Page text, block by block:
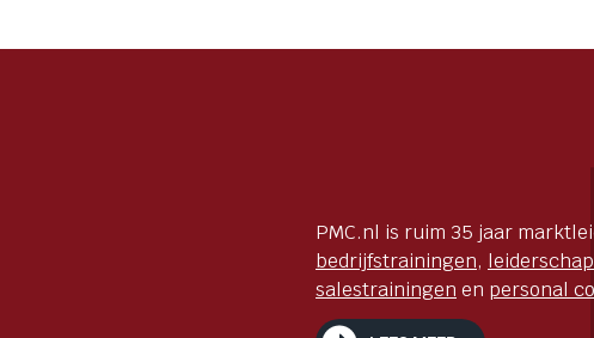
PMC.nl is ruim 35 jaar
bedrijfstrainingen,
salestrainingen en personal